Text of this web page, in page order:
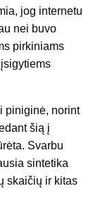
jog internetu
nei buvo
pirkiniams
piniginė, norint
šią į
Svarbu
sintetika
skaičių ir kitas